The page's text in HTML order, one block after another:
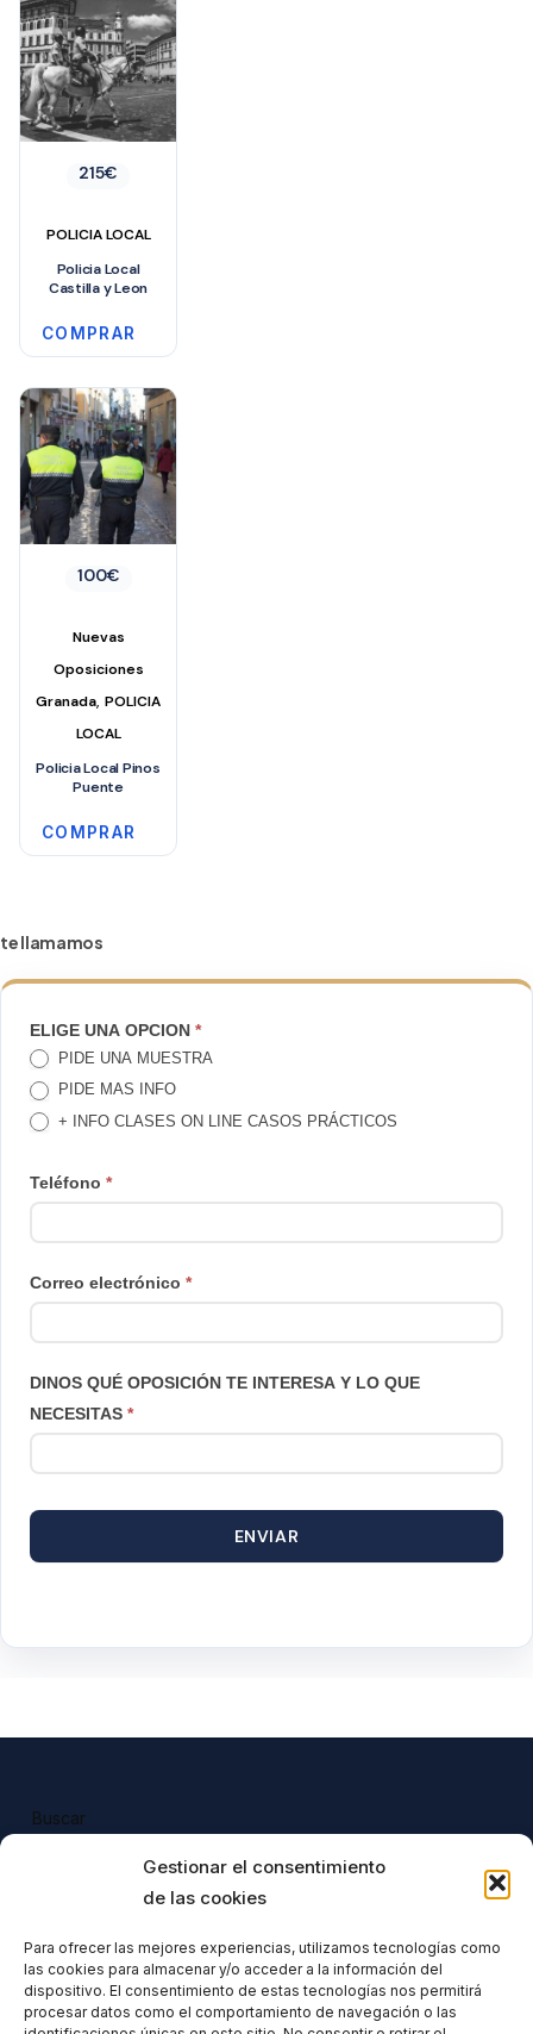
Gestionar el consentimiento
de las cookies
Para ofrecer las mejores experiencias, utilizamos tecnologías como
las cookies para almacenar y/o acceder a la información del
dispositivo. El consentimiento de estas tecnologías nos permitirá
procesar datos como el comportamiento de navegación o las
215€
POLICIA LOCAL
Policia Local
Castilla y Leon
COMPRAR
100€
Nuevas
Oposiciones
Granada,POLICIA
LOCAL
Policia Local Pinos
Puente
COMPRAR
te llamamos
TE
LLAMAMOS
ELIGE UNA OPCION *
PIDE UNA MUESTRA
PIDE MAS INFO
+ INFO CLASES ON LINE CASOS PRÁCTICOS
Teléfono *
Correo electrónico *
DINOS QUÉ OPOSICIÓN TE INTERESA Y LO QUE
NECESITAS *
ENVIAR
Buscar
Todos nuestros productos tienen
incluido el IVA en su precio.